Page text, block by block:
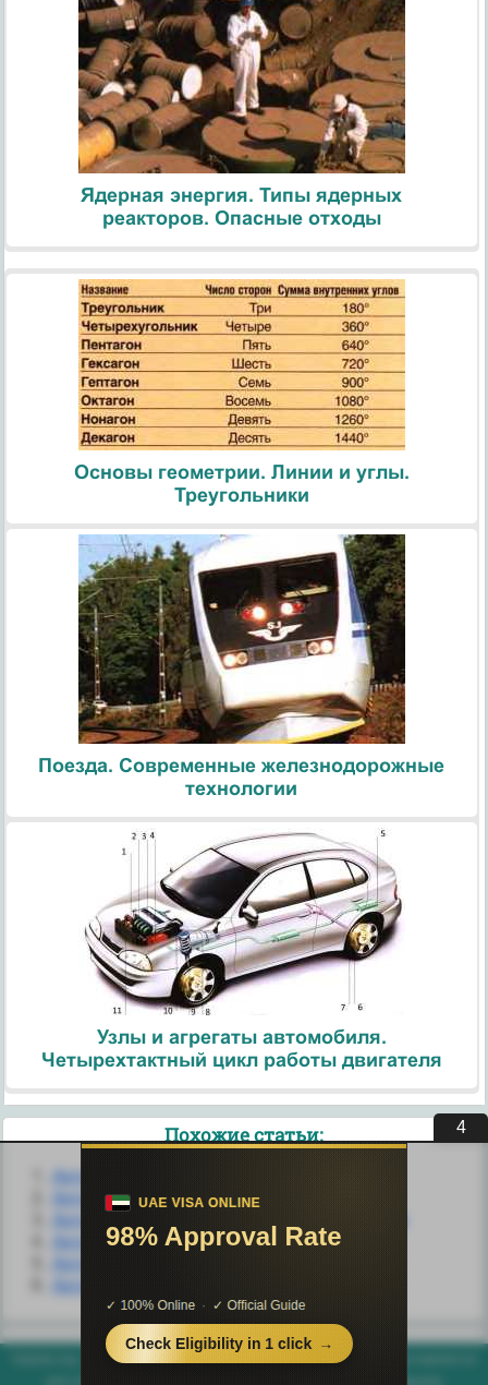
Ядерная энергия. Типы ядерных
реакторов. Опасные отходы
Основы геометрии. Линии и углы.
Треугольники
Поезда. Современные железнодорожные
технологии
Узлы и агрегаты автомобиля.
Четырехтактный цикл работы двигателя
Похожие статьи:
Активный аудит
Активный и пассивный двухполюсник
Активный ортодонтический этап лечения
Активный раздаточный материал
Активный раздаточный материал
Активный раздаточный материал
helpiks.org - Хелпикс.Орг - 2014-2026 год. Материал сайта представляется
3